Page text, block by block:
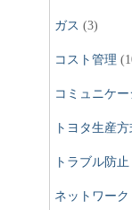
ガス (3)
コスト管理
コミュニケ
トヨタ生産
トラブル防
ネットワーク